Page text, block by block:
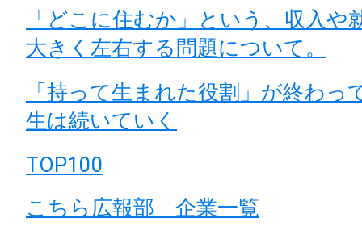
「どこに住むか」という、収入や
大きく左右する問題について。
「持って生まれた役割」が終わっ
生は続いていく
TOP100
こちら広報部 企業一覧